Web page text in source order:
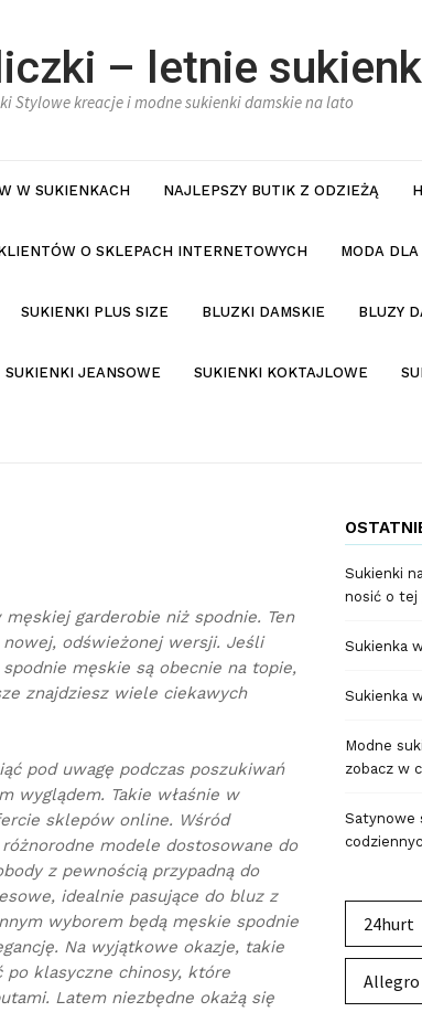
– letnie
Stylowe kreacje i modne sukienki damskie na lato
W SUKIENKACH NAJLEPSZY BUTIK Z ODZIEŻĄ
O SKLEPACH INTERNETOWYCH MODA
SUKIENKI PLUS SIZE BLUZKI DAMSKIE BLUZY
SUKIENKI JEANSOWE SUKIENKI KOKTAJLOWE
garderobie niż spodnie. Ten
odświeżonej wersji. Jeśli
męskie są obecnie na topie,
znajdziesz wiele ciekawych
pod uwagę podczas poszukiwań
wyglądem. Takie właśnie w
sklepów online. Wśród
modele dostosowane do
z pewnością przypadną do
idealnie pasujące do bluz z
wyborem będą męskie spodnie
Na wyjątkowe okazje, takie
po klasyczne chinosy, które
Latem niezbędne okażą się
Sukienki
nosić o tej
Sukienka
Sukienka
Modne
zobacz w
Satynowe
24hurt
Allegro